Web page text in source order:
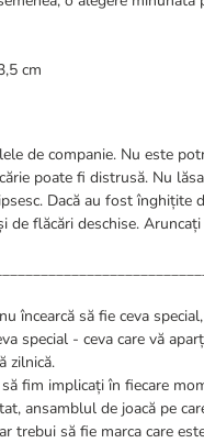
cm
de companie. Nu este
poate fi distrusă. Nu
Dacă au fost
de flăcări deschise.
încearcă să fie ceva
special - ceva care vă
zilnică.
fim implicați în fiecare
ansamblul de joacă pe
trebui să fie marca care